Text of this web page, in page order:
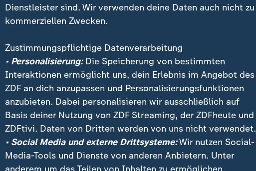
Dienstleister sind. Wir verwenden deine Daten auch nicht zu
kommerziellen Zwecken.
Zustimmungspflichtige Datenverarbeitung
• Personalisierung:Die Speicherung von bestimmten
Interaktionen ermöglicht uns, dein Erlebnis im Angebot des
ZDF an dich anzupassen und Personalisierungsfunktionen
anzubieten. Dabei personalisieren wir ausschließlich auf
Basis deiner Nutzung von ZDF Streaming, der ZDFheute und
ZDFtivi. Daten von Dritten werden von uns nicht verwendet.
• Social Media und externe Drittsysteme:Wir nutzen Social-
Media-Tools und Dienste von anderen Anbietern. Unter